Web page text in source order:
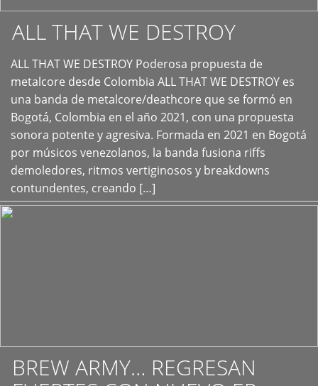
ALL THAT WE DESTROY
ALL THAT WE DESTROY Poderosa propuesta de
metalcore desde Colombia ALL THAT WE DESTROY es
una banda de metalcore/deathcore que se formó en
Bogotá, Colombia en el año 2021, con una propuesta
sonora potente y agresiva. Formada en 2021 en Bogotá
por músicos venezolanos, la banda fusiona riffs
demoledores, ritmos vertiginosos y breakdowns
contundentes, creando […]
+
BREW ARMY… REGRESAN